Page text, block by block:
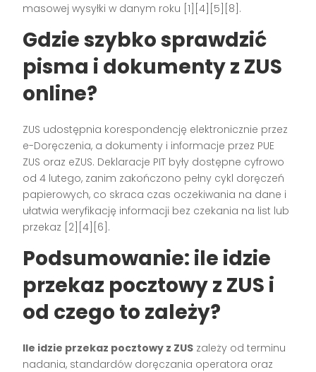
masowej wysyłki w danym roku [1][4][5][8].
Gdzie szybko sprawdzić
pisma i dokumenty z ZUS
online?
ZUS udostępnia korespondencję elektronicznie przez
e-Doręczenia, a dokumenty i informacje przez PUE
ZUS oraz eZUS. Deklaracje PIT były dostępne cyfrowo
od 4 lutego, zanim zakończono pełny cykl doręczeń
papierowych, co skraca czas oczekiwania na dane i
ułatwia weryfikację informacji bez czekania na list lub
przekaz [2][4][6].
Podsumowanie: ile idzie
przekaz pocztowy z ZUS i
od czego to zależy?
Ile idzie przekaz pocztowy z ZUS zależy od terminu
nadania, standardów doręczania operatora oraz